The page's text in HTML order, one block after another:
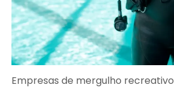
Empresas de mergulho recreativo